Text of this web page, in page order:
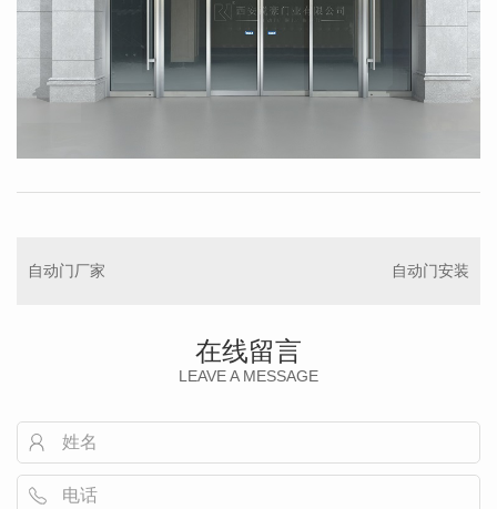
自动门厂家 自动门安装
在线留言
LEAVE A MESSAGE